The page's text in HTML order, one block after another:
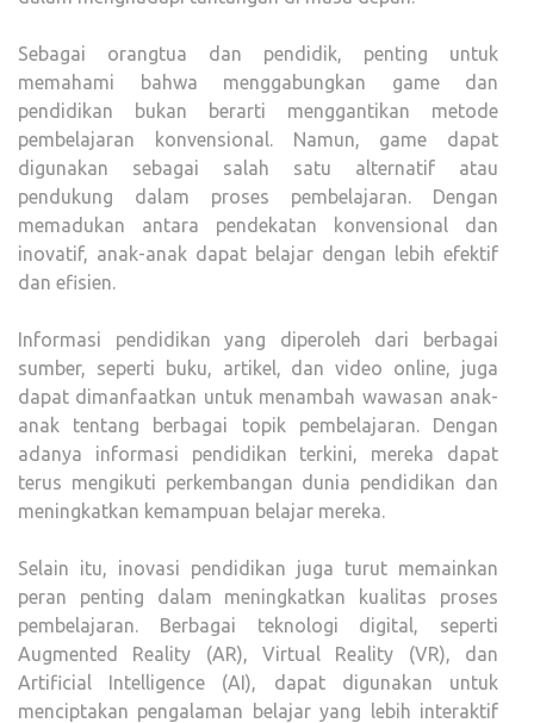
Sebagai orangtua dan pendidik, penting untuk
memahami bahwa menggabungkan game dan
pendidikan bukan berarti menggantikan metode
pembelajaran konvensional. Namun, game dapat
digunakan sebagai salah satu alternatif atau
pendukung dalam proses pembelajaran. Dengan
memadukan antara pendekatan konvensional dan
inovatif, anak-anak dapat belajar dengan lebih efektif
dan efisien.
Informasi pendidikan yang diperoleh dari berbagai
sumber, seperti buku, artikel, dan video online, juga
dapat dimanfaatkan untuk menambah wawasan anak-
anak tentang berbagai topik pembelajaran. Dengan
adanya informasi pendidikan terkini, mereka dapat
terus mengikuti perkembangan dunia pendidikan dan
meningkatkan kemampuan belajar mereka.
Selain itu, inovasi pendidikan juga turut memainkan
peran penting dalam meningkatkan kualitas proses
pembelajaran. Berbagai teknologi digital, seperti
Augmented Reality (AR), Virtual Reality (VR), dan
Artificial Intelligence (AI), dapat digunakan untuk
menciptakan pengalaman belajar yang lebih interaktif